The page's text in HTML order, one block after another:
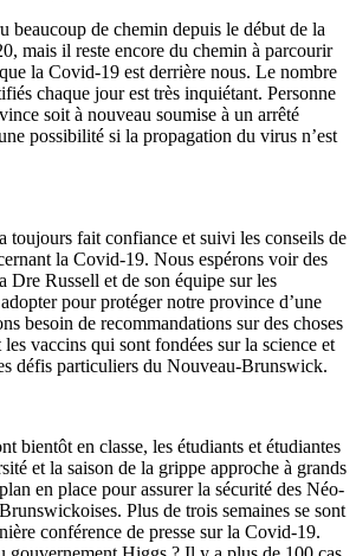
beaucoup de chemin depuis le début de la
mais il reste encore du chemin à parcourir
la Covid-19 est derrière nous. Le nombre
chaque jour est très inquiétant. Personne
soit à nouveau soumise à un arrêté
possibilité si la propagation du virus n’est
toujours fait confiance et suivi les conseils de
la Covid-19. Nous espérons voir des
Dre Russell et de son équipe sur les
pour protéger notre province d’une
besoin de recommandations sur des choses
les vaccins qui sont fondées sur la science et
défis particuliers du Nouveau-Brunswick.
bientôt en classe, les étudiants et étudiantes
et la saison de la grippe approche à grands
en place pour assurer la sécurité des Néo-
Plus de trois semaines se sont
conférence de presse sur la Covid-19.